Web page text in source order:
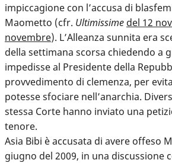
impiccagione con l’accusa di
Maometto (cfr. Ultimissime del 12
novembre). L’Alleanza sunnita era
della settimana scorsa chiedendo a
impedisse al Presidente della
provvedimento di clemenza, per
potesse sfociare nell’anarchia.
stessa Corte hanno inviato una
tenore.
Asia Bibi è accusata di avere offeso
giugno del 2009, in una discussione